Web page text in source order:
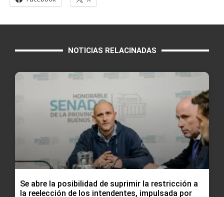
NOTICIAS RELACINADAS
Se abre la posibilidad de suprimir la restricción a
la reelección de los intendentes, impulsada por